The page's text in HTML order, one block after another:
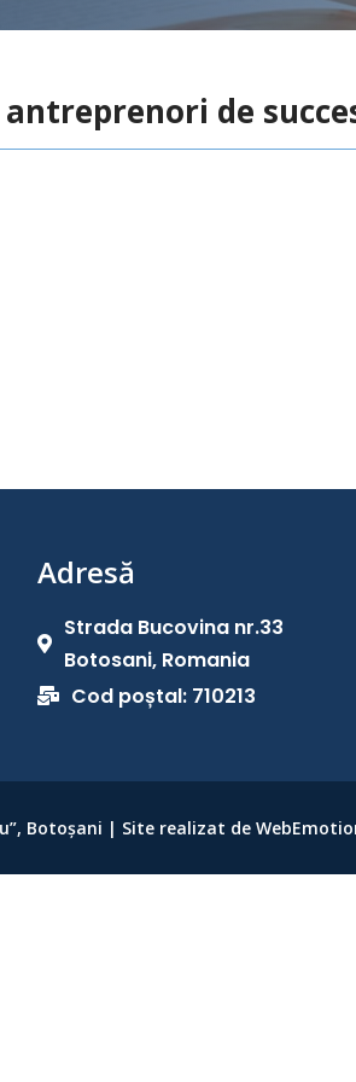
de
Adresă

Strada Bucovina nr.33
Botosani, Romania
 Cod poștal: 710213
Botoșani | Site realizat de